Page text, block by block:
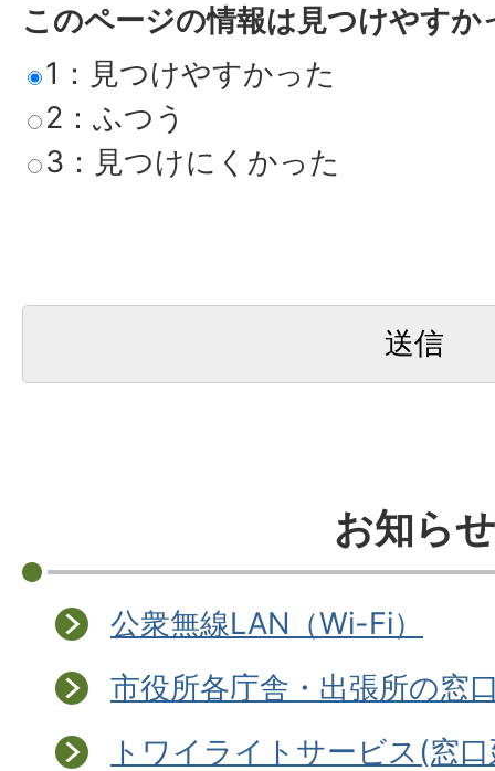
このページの情報は見つけやすか
1：見つけやすかった
2：ふつう
3：見つけにくかった
お知らせ
公衆無線LAN（Wi-Fi）
市役所各庁舎・出張所の窓
トワイライトサービス(窓